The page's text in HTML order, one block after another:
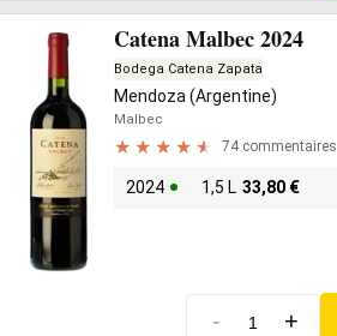
Catena Malbec 2024
Bodega Catena Zapata
Mendoza (Argentine)
Malbec
74 commentaires
2024 1,5 L 33,80 €
- +